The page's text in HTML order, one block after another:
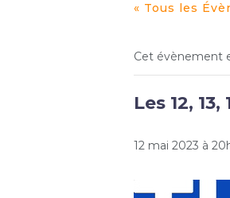
« Tous les
Cet évènement
Les 12,
12 mai 2023 à